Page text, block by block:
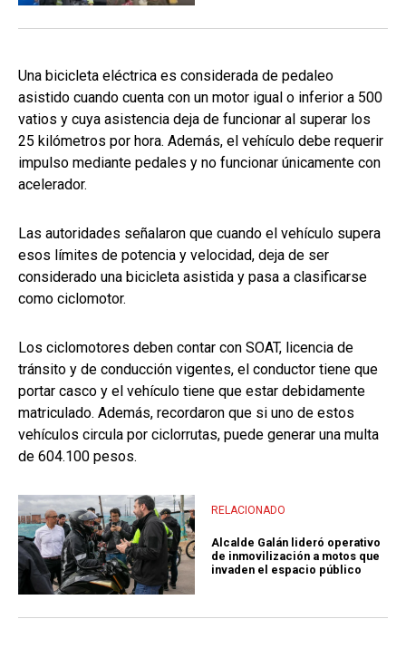
Una bicicleta eléctrica es considerada de pedaleo
asistido cuando cuenta con un motor igual o inferior a 500
vatios y cuya asistencia deja de funcionar al superar los
25 kilómetros por hora. Además, el vehículo debe requerir
impulso mediante pedales y no funcionar únicamente con
acelerador.
Las autoridades señalaron que cuando el vehículo supera
esos límites de potencia y velocidad, deja de ser
considerado una bicicleta asistida y pasa a clasificarse
como ciclomotor.
Los ciclomotores deben contar con SOAT, licencia de
tránsito y de conducción vigentes, el conductor tiene que
portar casco y el vehículo tiene que estar debidamente
matriculado. Además, recordaron que si uno de estos
vehículos circula por ciclorrutas, puede generar una multa
de 604.100 pesos.
RELACIONADO
Alcalde Galán lideró operativo
de inmovilización a motos que
invaden el espacio público